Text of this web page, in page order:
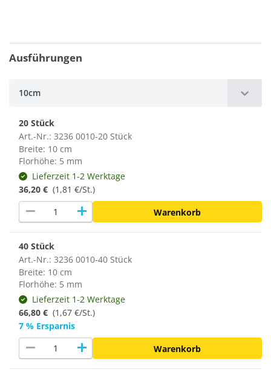
Ausführungen
10cm
20 Stück
Art.-Nr.: 3236 0010-20 Stück
Breite: 10 cm
Florhöhe: 5 mm
Lieferzeit 1-2 Werktage
36,20 € (1,81 €/St.)
remove add Warenkorb
40 Stück
Art.-Nr.: 3236 0010-40 Stück
Breite: 10 cm
Florhöhe: 5 mm
Lieferzeit 1-2 Werktage
66,80 € (1,67 €/St.)
7 % Ersparnis
remove add Warenkorb